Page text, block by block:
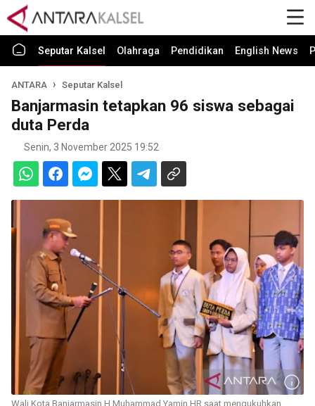
Seputar Kalsel Olahraga Pendidikan English News
ANTARA Seputar Kalsel
Banjarmasin tetapkan 96 siswa sebagai
duta Perda
Senin, 3 November 2025 19:52
Wali Kota Banjarmasin H Muhammad Yamin HR saat mengukuhkan